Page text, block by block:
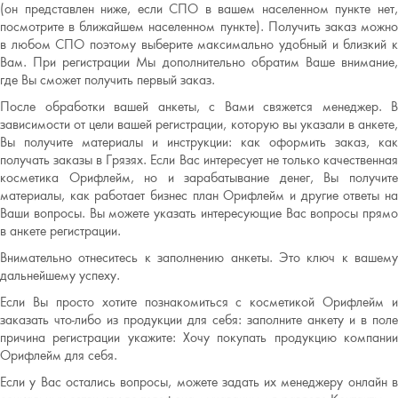
(он представлен ниже, если СПО в вашем населенном пункте нет,
посмотрите в ближайшем населенном пункте). Получить заказ можно
в любом СПО поэтому выберите максимально удобный и близкий к
Вам. При регистрации Мы дополнительно обратим Ваше внимание,
где Вы сможет получить первый заказ.
После обработки вашей анкеты, с Вами свяжется менеджер. В
зависимости от цели вашей регистрации, которую вы указали в анкете,
Вы получите материалы и инструкции: как оформить заказ, как
получать заказы в Грязях. Если Вас интересует не только качественная
косметика Орифлейм, но и зарабатывание денег, Вы получите
материалы, как работает бизнес план Орифлейм и другие ответы на
Ваши вопросы. Вы можете указать интересующие Вас вопросы прямо
в анкете регистрации.
Внимательно отнеситесь к заполнению анкеты. Это ключ к вашему
дальнейшему успеху.
Если Вы просто хотите познакомиться с косметикой Орифлейм и
заказать что-либо из продукции для себя: заполните анкету и в поле
причина регистрации укажите: Хочу покупать продукцию компании
Орифлейм для себя.
Если у Вас остались вопросы, можете задать их менеджеру онлайн в